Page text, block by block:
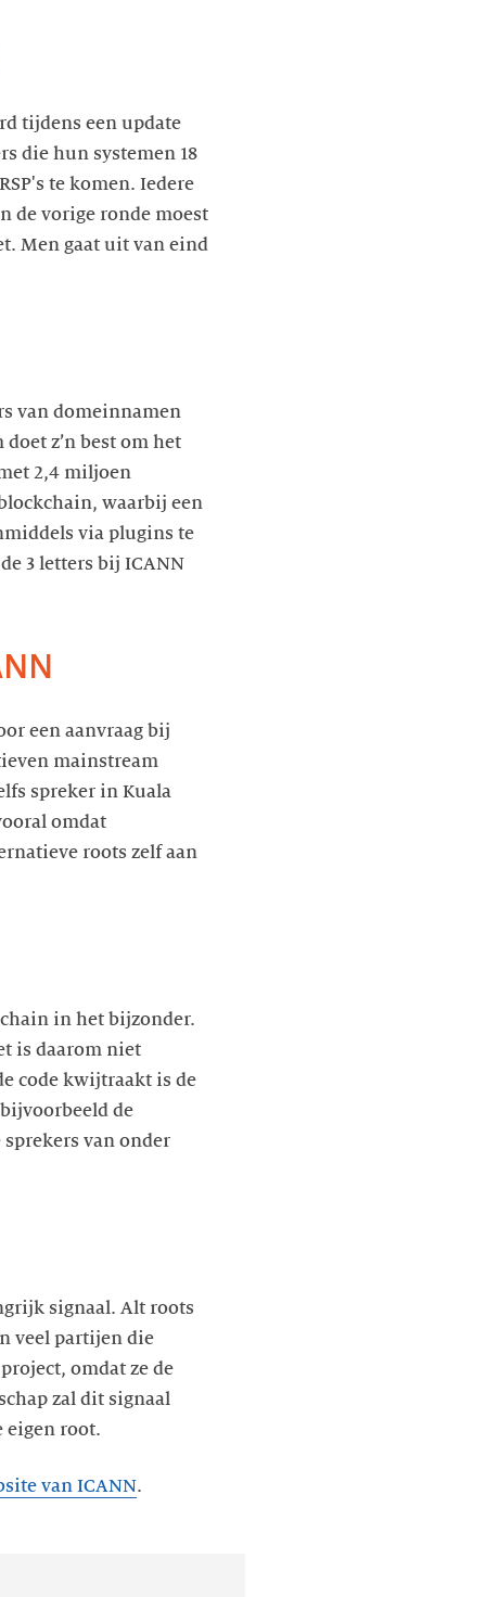
tijdens een update
die hun systemen 18
te komen. Iedere
de vorige ronde moest
Men gaat uit van eind
van domeinnamen
z’n best om het
2,4 miljoen
waarbij een
via plugins te
3 letters bij ICANN
een aanvraag bij
mainstream
spreker in Kuala
omdat
roots zelf aan
in het bijzonder.
is daarom niet
code kwijtraakt is de
de
van onder
signaal. Alt roots
veel partijen die
omdat ze de
zal dit signaal
eigen root.
van ICANN.